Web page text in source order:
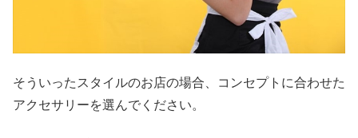
そういったスタイルのお店の場合、コンセプトに合わせた
アクセサリーを選んでください。